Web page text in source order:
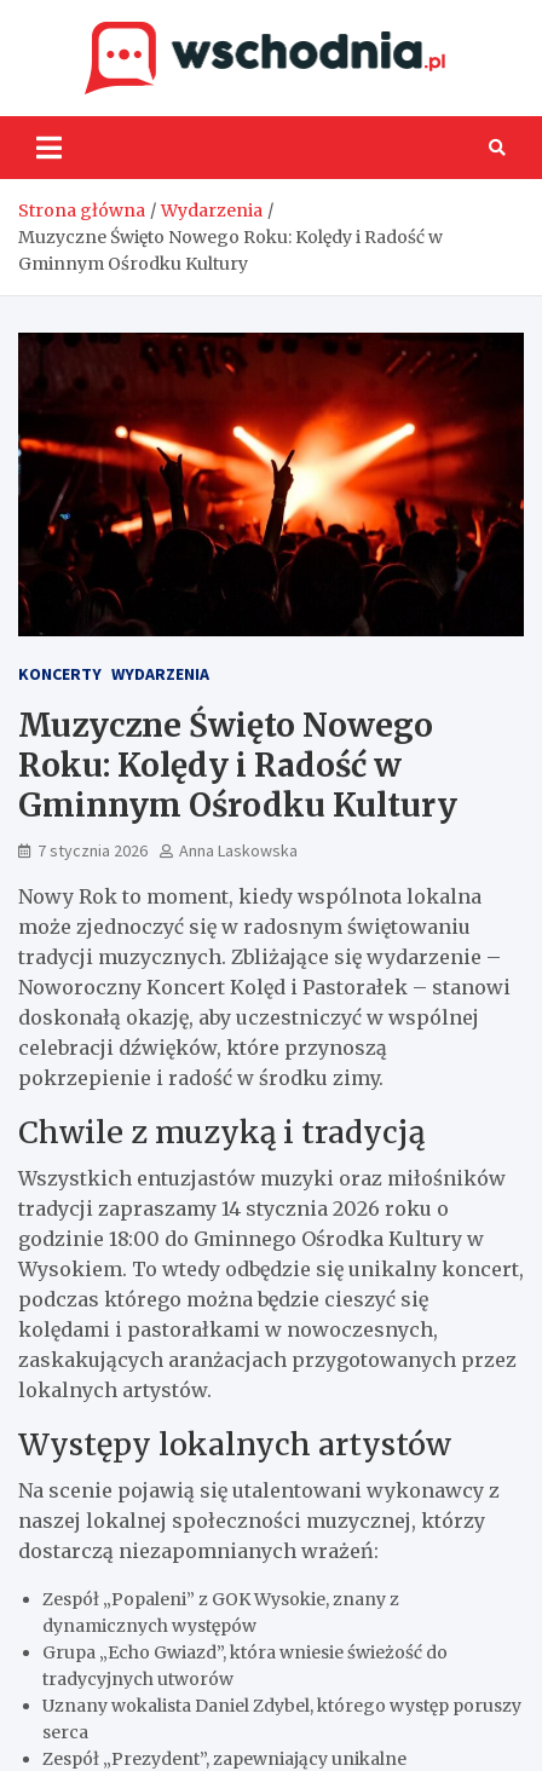
Strona główna
Wydarzenia
Muzyczne Święto Nowego Roku: Kolędy i Radość w
Gminnym Ośrodku Kultury
KONCERTY WYDARZENIA
Muzyczne Święto Nowego
Roku: Kolędy i Radość w
Gminnym Ośrodku Kultury
7 stycznia 2026 Anna Laskowska
Nowy Rok to moment, kiedy wspólnota lokalna
może zjednoczyć się w radosnym świętowaniu
tradycji muzycznych. Zbliżające się wydarzenie –
Noworoczny Koncert Kolęd i Pastorałek – stanowi
doskonałą okazję, aby uczestniczyć w wspólnej
celebracji dźwięków, które przynoszą
pokrzepienie i radość w środku zimy.
Chwile z muzyką i tradycją
Wszystkich entuzjastów muzyki oraz miłośników
tradycji zapraszamy 14 stycznia 2026 roku o
godzinie 18:00 do Gminnego Ośrodka Kultury w
Wysokiem. To wtedy odbędzie się unikalny koncert,
podczas którego można będzie cieszyć się
kolędami i pastorałkami w nowoczesnych,
zaskakujących aranżacjach przygotowanych przez
lokalnych artystów.
Występy lokalnych artystów
Na scenie pojawią się utalentowani wykonawcy z
naszej lokalnej społeczności muzycznej, którzy
dostarczą niezapomnianych wrażeń:
Zespół „Popaleni” z GOK Wysokie, znany z
dynamicznych występów
Grupa „Echo Gwiazd”, która wniesie świeżość do
tradycyjnych utworów
Uznany wokalista Daniel Zdybel, którego występ poruszy
serca
Zespół „Prezydent”, zapewniający unikalne